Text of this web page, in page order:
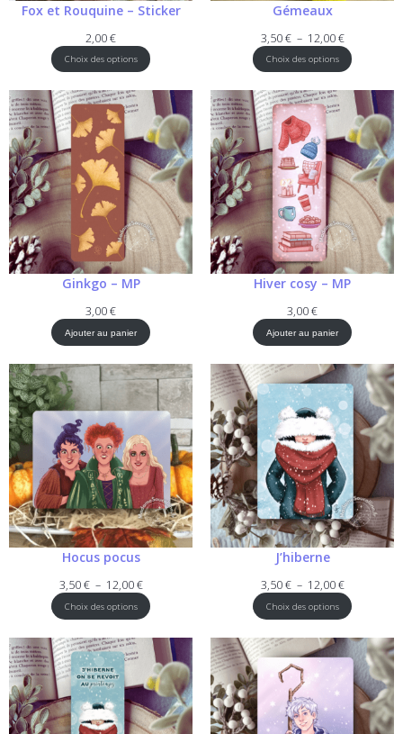
Fox et Rouquine – Sticker
2,00€
Choix des options
Gémeaux
3,50€ – 12,00€Plage
de
prix :
12,00 €
Choix des options
Ginkgo – MP
3,00€
Ajouter au panier
Hiver cosy – MP
3,00€
Ajouter au panier
Hocus pocus
3,50€ – 12,00€Plage
de
prix :
12,00 €
Choix des options
J’hiberne
3,50€ – 12,00€Plage
de
prix :
à
12,00 €
Choix des options